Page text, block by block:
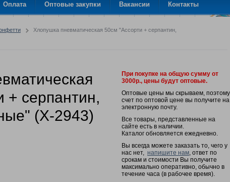
Оплата Оптовые закупки Вакансии Контакты
Хлопушка пневматическая 50см "Ассорти + серпантин,
+ серпантин,
(Х-2943)
При покупке на общую сумму от
3000р., цены будут оптовые.
Оптовые цены мы скрываем, поэтому
счет по оптовой цене вы получите на
электронную почту.
Все товары, представленные на
сайте есть в наличии.
Каталог обновляется ежедневно.
Вы всегда можете заказать то, чего у
нас нет, напишите нам, ответ по
срокам и стоимости Вы получите
максимально оперативно, обычно в
течение часа (в рабочее время).